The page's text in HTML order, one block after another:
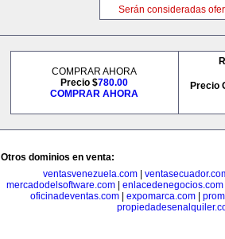
Serán consideradas
COMPRAR AHORA
Precio $780.00
COMPRAR AHORA
Precio
Otros dominios en venta:
ventasvenezuela.com|
mercadodelsoftware.com
enlacedenegocios.com
oficinadeventas.com
expomarca.com